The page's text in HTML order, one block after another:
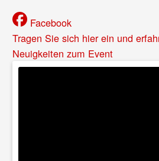
Facebook
Tragen Sie sich hier ein und
Neuigkeiten zum Event